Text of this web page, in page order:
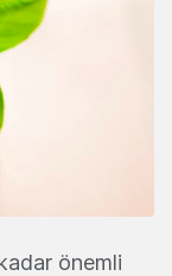
önemli